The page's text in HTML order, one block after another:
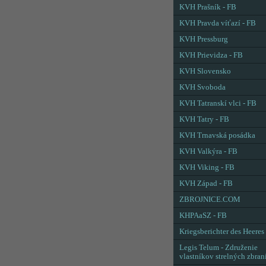
KVH Prašník - FB
KVH Pravda víťazí - FB
KVH Pressburg
KVH Prievidza - FB
KVH Slovensko
KVH Svoboda
KVH Tatranskí vlci - FB
KVH Tatry - FB
KVH Trnavská posádka
KVH Valkýra - FB
KVH Viking - FB
KVH Západ - FB
ZBROJNICE.COM
KHPAaSZ - FB
Kriegsberichter des Heeres
Legis Telum - Združenie
vlastníkov strelných